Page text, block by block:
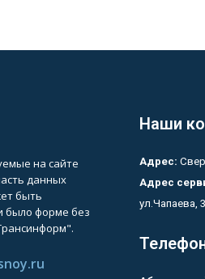
на сайте
данных
быть
было форме без
Наши
Адрес:
Адрес
ул.Чапаева,